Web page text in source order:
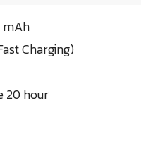
mAh
Charging)
20 hour